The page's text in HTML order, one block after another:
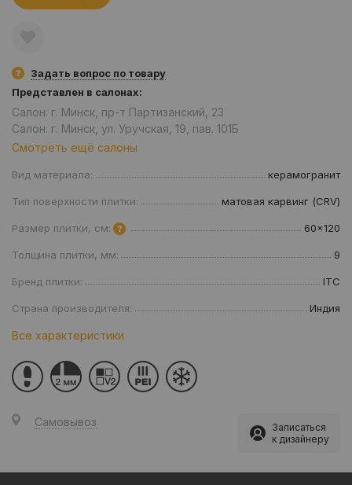
Задать вопрос по товару
Представлен в салонах:
Салон: г. Минск, пр-т Партизанский, 23
Салон: г. Минск, ул. Уручская, 19, пав. 101Б
Смотреть ещё салоны
Вид материала: керамогранит
Тип поверхности плитки: матовая карвинг (CRV)
Размер плитки, см: 60x120
Толщина плитки, мм: 9
Бренд плитки: ITC
Страна производителя: Индия
Все характеристики
Самовывоз
Записаться
к дизайнеру